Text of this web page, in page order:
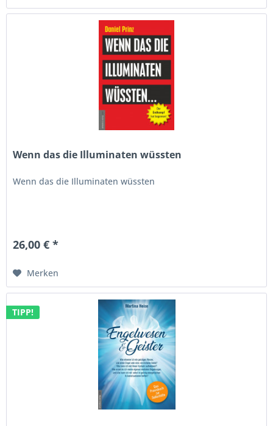
Wenn das die Illuminaten wüssten
Wenn das die Illuminaten wüssten
26,00 € *
Merken
TIPP!